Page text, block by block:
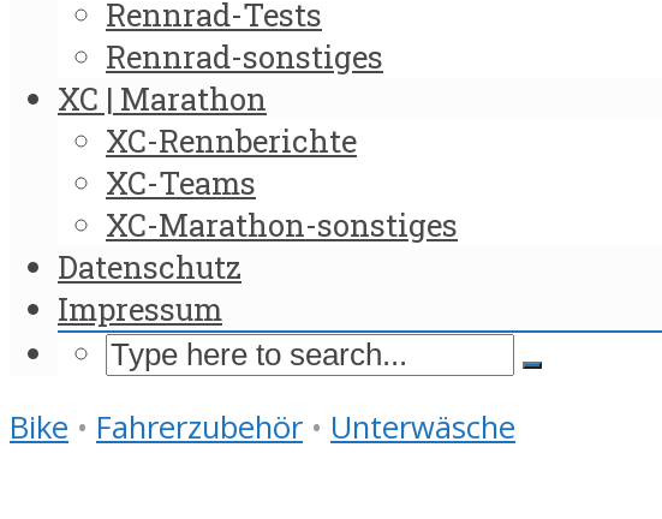
Rennrad-Tests
Rennrad-sonstiges
XC | Marathon
XC-Rennberichte
XC-Teams
XC-Marathon-sonstiges
Datenschutz
Impressum
Bike • Fahrerzubehör • Unterwäsche